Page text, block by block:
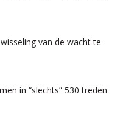
van de wacht te
in “slechts” 530 treden